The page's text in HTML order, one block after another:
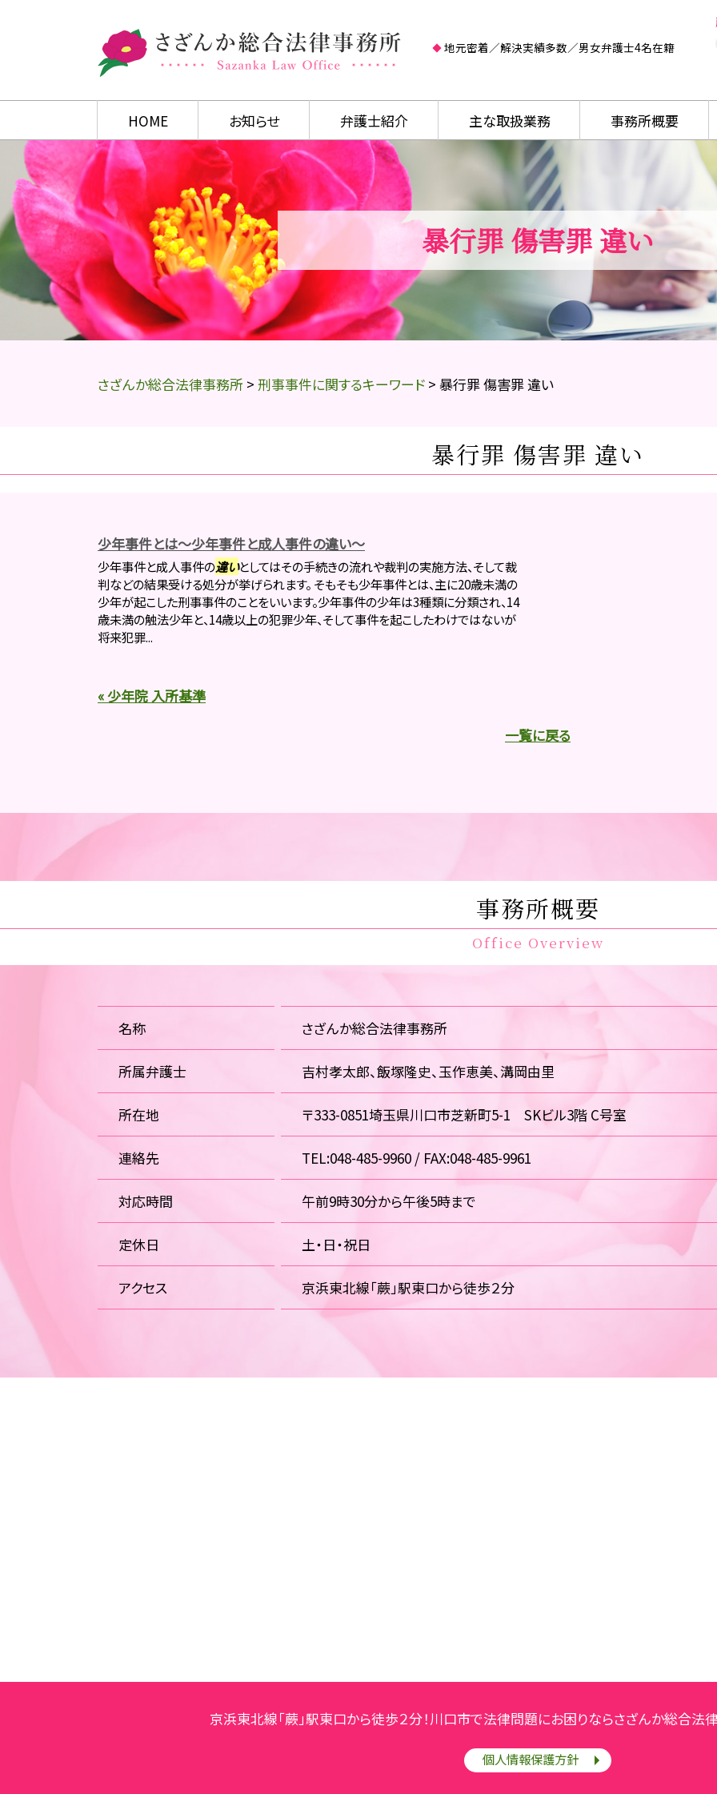
暴行罪 傷害罪 違い
地元密着／解決実績多数／男女弁護士4名在籍
HOME お知らせ 弁護士紹介 主な取扱業務 事務所概要
さざんか総合法律事務所 > 刑事事件に関するキーワード > 暴行罪 傷害罪 違い
暴行罪 傷害罪 違い
少年事件とは～少年事件と成人事件の違い～
少年事件と成人事件の違いとしてはその手続きの流れや裁判の実施方法、そして裁
判などの結果受ける処分が挙げられます。 そもそも少年事件とは、主に20歳未満の
少年が起こした刑事事件のことをいいます。少年事件の少年は3種類に分類され、14
歳未満の触法少年と、14歳以上の犯罪少年、そして事件を起こしたわけではないが
将来犯罪...
« 少年院 入所基準
一覧に戻る
事務所概要
Office Overview
名称 さざんか総合法律事務所
所属弁護士 吉村孝太郎、飯塚隆史、玉作恵美、溝岡由里
所在地 〒333-0851埼玉県川口市芝新町5-1 SKビル3階 C号室
連絡先 TEL:048-485-9960 / FAX:048-485-9961
対応時間 午前9時30分から午後5時まで
定休日 土・日・祝日
アクセス 京浜東北線「蕨」駅東口から徒歩２分
京浜東北線「蕨」駅東口から徒歩２分！川口市で法律問題にお困りならさざんか総合法
個人情報保護方針